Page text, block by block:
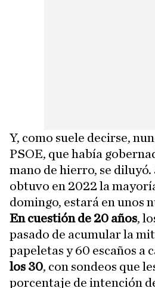
Y, como suele decirse,
PSOE, que había
mano de hierro, se
obtuvo en 2022 la
domingo, estará en unos
En cuestión de 20 años,
pasado de acumular la
papeletas y 60 escaños a
los 30, con sondeos que
porcentaje de intención